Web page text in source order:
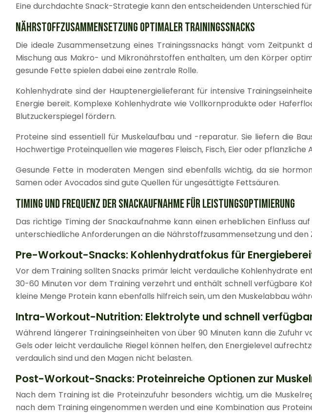
Eine durchdachte Snack-Strategie kann den entscheidenden Unterschied
NÄHRSTOFFZUSAMMENSETZUNG OPTIMALER TRAININGSSNACKS
Die ideale Zusammensetzung eines Trainingssnacks hängt vom
Mischung aus Makro- und Mikronährstoffen enthalten, um den Körper
gesunde Fette spielen dabei eine zentrale Rolle.
Kohlenhydrate sind der Hauptenergielieferant für intensive
Energie bereit. Komplexe Kohlenhydrate wie Vollkornprodukte oder
Blutzuckerspiegel fördern.
Proteine sind essentiell für Muskelaufbau und -reparatur. Sie liefern die
Hochwertige Proteinquellen wie mageres Fleisch, Fisch, Eier oder
Gesunde Fette in moderaten Mengen sind ebenfalls wichtig, da sie
Samen oder Avocados sind gute Quellen für ungesättigte Fettsäuren.
TIMING UND FREQUENZ DER SNACKAUFNAHME FÜR LEISTUNGSOPTIMIERUNG
Das richtige Timing der Snackaufnahme kann einen erheblichen Einfluss
unterschiedliche Anforderungen an die Nährstoffzusammensetzung und
Pre-Workout-Snacks: Kohlenhydratfokus für
Vor dem Training sollten Snacks primär leicht verdauliche Kohlenhydrate
30-60 Minuten vor dem Training verzehrt und enthält schnell verfügbare
kleine Menge Protein kann ebenfalls hilfreich sein, um den Muskelabbau
Intra-Workout-Nutrition: Elektrolyte und schnell
Während längerer Trainingseinheiten von über 90 Minuten kann die
Gels oder leicht verdauliche Riegel können helfen, den Energielevel
verdaulich sind und den Magen nicht belasten.
Post-Workout-Snacks: Proteinreiche Optionen zur
Nach dem Training ist die Proteinzufuhr besonders wichtig, um die
nach dem Training eingenommen werden und eine Kombination aus